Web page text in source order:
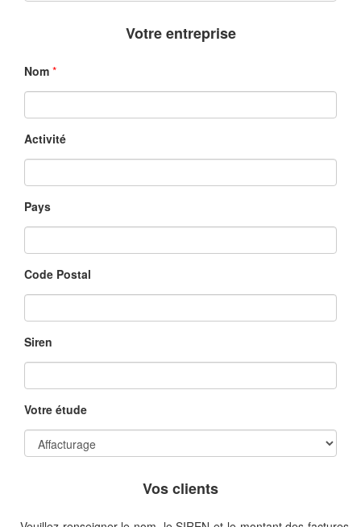
Votre entreprise
Nom *
Activité
Pays
Code Postal
Siren
Votre étude
Vos clients